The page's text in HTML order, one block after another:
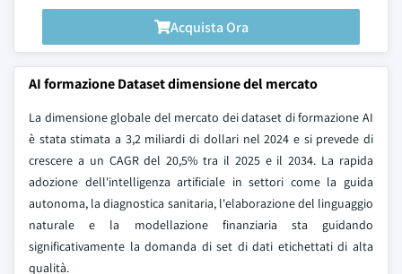
Acquista Ora
AI formazione Dataset dimensione del mercato
La dimensione globale del mercato dei dataset di formazione AI
è stata stimata a 3,2 miliardi di dollari nel 2024 e si prevede di
crescere a un CAGR del 20,5% tra il 2025 e il 2034. La rapida
adozione dell'intelligenza artificiale in settori come la guida
autonoma, la diagnostica sanitaria, l'elaborazione del linguaggio
naturale e la modellazione finanziaria sta guidando
significativamente la domanda di set di dati etichettati di alta
qualità.